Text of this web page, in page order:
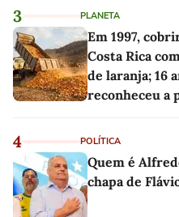
3 PLANETA
Em 1997,
Costa Rica
de laranja; 16
reconheceu a
4 POLÍTICA
Quem é
chapa de